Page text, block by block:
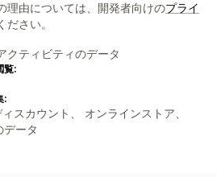
理由については、開発者向けのプライ
ださい。
クティビティのデータ
覧:
:
スカウント、 オンラインストア、
ータ